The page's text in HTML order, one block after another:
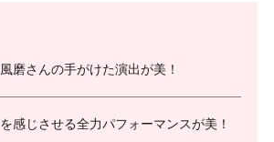
磨さんの手がけた演出が美！
感じさせる全力パフォーマンスが美！